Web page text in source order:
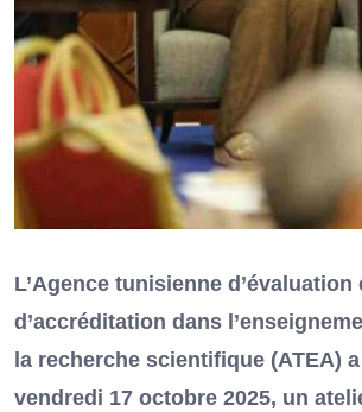
L’Agence tunisienne d’évaluation
d’accréditation dans
la recherche scientifique (ATEA)
vendredi 17 octobre 2025, un